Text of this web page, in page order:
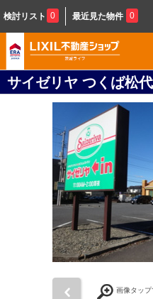
検討リスト 0 最近見た物件 0
サイゼリヤ つくば松
画像タップ